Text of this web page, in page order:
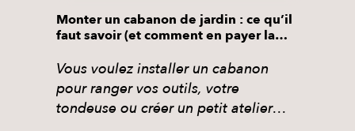
Monter un cabanon de jardin : ce qu’il
faut savoir (et comment en payer la
Vous voulez installer un cabanon
pour ranger vos outils, votre
tondeuse ou créer un petit atelier